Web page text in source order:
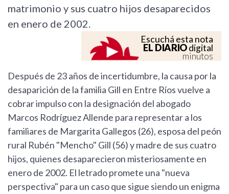
matrimonio y sus cuatro hijos desaparecidos
en enero de 2002.
Escuchá esta nota
EL DIARIOdigital
minutos
Después de 23 años de incertidumbre, la causa por la
desaparición de la familia Gill en Entre Ríos vuelve a
cobrar impulso con la designación del abogado
Marcos Rodríguez Allende para representar a los
familiares de Margarita Gallegos (26), esposa del peón
rural Rubén "Mencho" Gill (56) y madre de sus cuatro
hijos, quienes desaparecieron misteriosamente en
enero de 2002. El letrado promete una "nueva
perspectiva" para un caso que sigue siendo un enigma